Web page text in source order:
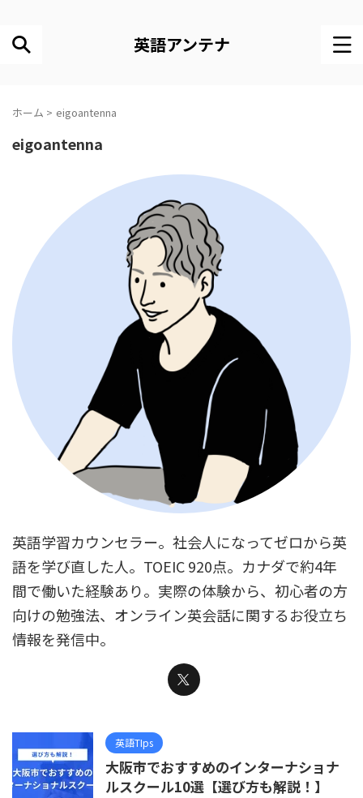
英語アンテナ
ホーム > eigoantenna
eigoantenna
英語学習カウンセラー。社会人になってゼロから英
語を学び直した人。TOEIC 920点。カナダで約4年
間で働いた経験あり。実際の体験から、初心者の方
向けの勉強法、オンライン英会話に関するお役立ち
情報を発信中。
英語TIps
大阪市でおすすめのインターナショナ
ルスクール10選【選び方も解説！】